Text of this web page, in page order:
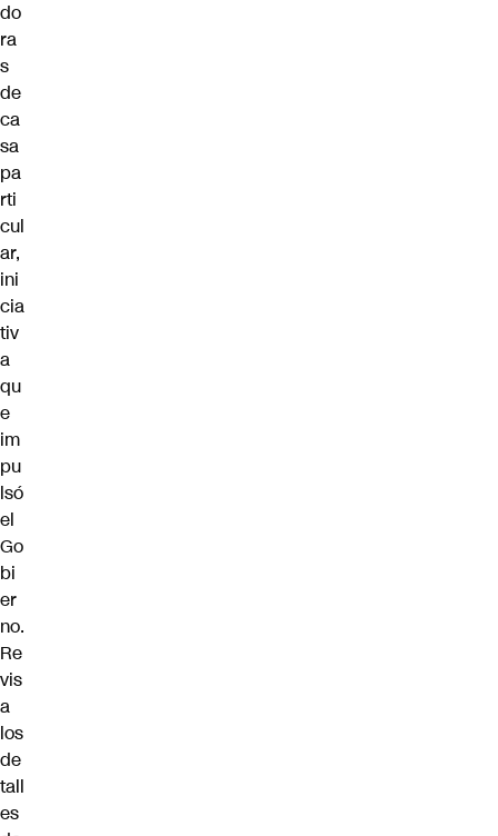
do
ra
s
de
ca
sa
pa
rti
cul
ar,
ini
cia
tiv
a
qu
e
im
pu
lsó
el
Go
bi
er
no.
Re
vis
a
los
de
tall
es